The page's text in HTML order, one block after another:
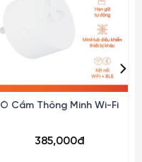
Ổ Cắm Thông Minh Wi-Fi
385,000đ